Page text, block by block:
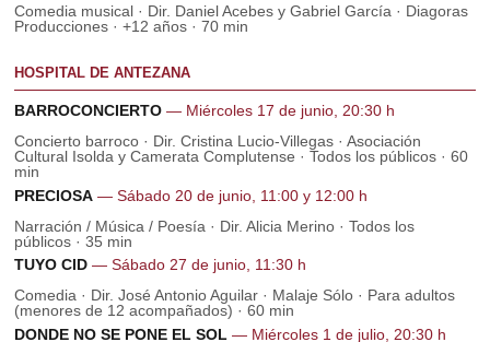
Comedia musical · Dir. Daniel Acebes y Gabriel García · Diagoras
Producciones · +12 años · 70 min
HOSPITAL DE ANTEZANA
BARROCONCIERTO — Miércoles 17 de junio, 20:30 h
Concierto barroco · Dir. Cristina Lucio-Villegas · Asociación
Cultural Isolda y Camerata Complutense · Todos los públicos · 60
min
PRECIOSA — Sábado 20 de junio, 11:00 y 12:00 h
Narración / Música / Poesía · Dir. Alicia Merino · Todos los
públicos · 35 min
TUYO CID — Sábado 27 de junio, 11:30 h
Comedia · Dir. José Antonio Aguilar · Malaje Sólo · Para adultos
(menores de 12 acompañados) · 60 min
DONDE NO SE PONE EL SOL — Miércoles 1 de julio, 20:30 h